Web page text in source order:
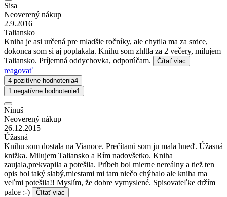
Sisa
Neoverený nákup
2.9.2016
Taliansko
Kniha je asi určená pre mladšie ročníky, ale chytila ma za srdce,
dokonca som si aj poplakala. Knihu som zhltla za 2 večery, milujem
Taliansko. Príjemná oddychovka, odporúčam.
Čítať viac
reagovať
4 pozitívne hodnotenia4
1 negatívne hodnotenie1
Ninuš
Neoverený nákup
26.12.2015
Úžasná
Knihu som dostala na Vianoce. Prečítanú som ju mala hneď. Úžasná
knižka. Milujem Taliansko a Rím nadovšetko. Kniha
zaujala,prekvapila a potešila. Príbeh bol mierne nereálny a tiež ten
opis bol taký slabý,miestami mi tam niečo chýbalo ale kniha ma
veľmi potešila!! Myslím, že dobre vymyslené. Spisovateľke držím
palce :-)
Čítať viac